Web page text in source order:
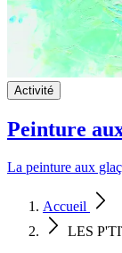
Activité
Peinture
La peinture aux
Accueil
LES